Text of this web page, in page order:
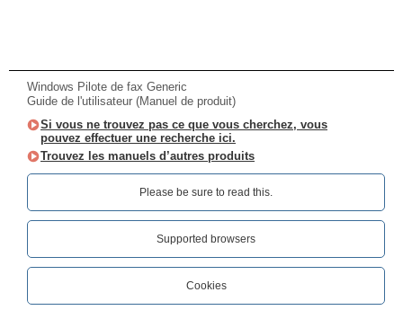
Windows Pilote de fax Generic
Guide de l'utilisateur (Manuel de produit)
Si vous ne trouvez pas ce que vous cherchez, vous
pouvez effectuer une recherche ici.
Trouvez les manuels d’autres produits
Please be sure to read this.‎
Supported browsers
Cookies